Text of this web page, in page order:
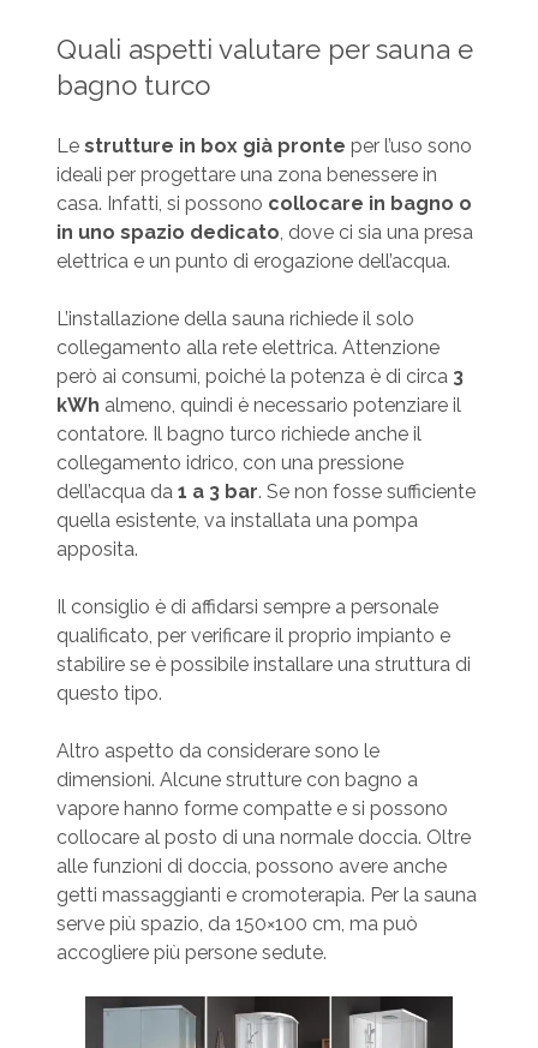
Quali aspetti valutare per sauna e
bagno turco
Le strutture in box già pronte per l’uso sono
ideali per progettare una zona benessere in
casa. Infatti, si possono collocare in bagno o
in uno spazio dedicato, dove ci sia una presa
elettrica e un punto di erogazione dell’acqua.
L’installazione della sauna richiede il solo
collegamento alla rete elettrica. Attenzione
però ai consumi, poiché la potenza è di circa 3
kWh almeno, quindi è necessario potenziare il
contatore. Il bagno turco richiede anche il
collegamento idrico, con una pressione
dell’acqua da 1 a 3 bar. Se non fosse sufficiente
quella esistente, va installata una pompa
apposita.
Il consiglio è di affidarsi sempre a personale
qualificato, per verificare il proprio impianto e
stabilire se è possibile installare una struttura di
questo tipo.
Altro aspetto da considerare sono le
dimensioni. Alcune strutture con bagno a
vapore hanno forme compatte e si possono
collocare al posto di una normale doccia. Oltre
alle funzioni di doccia, possono avere anche
getti massaggianti e cromoterapia. Per la sauna
serve più spazio, da 150×100 cm, ma può
accogliere più persone sedute.